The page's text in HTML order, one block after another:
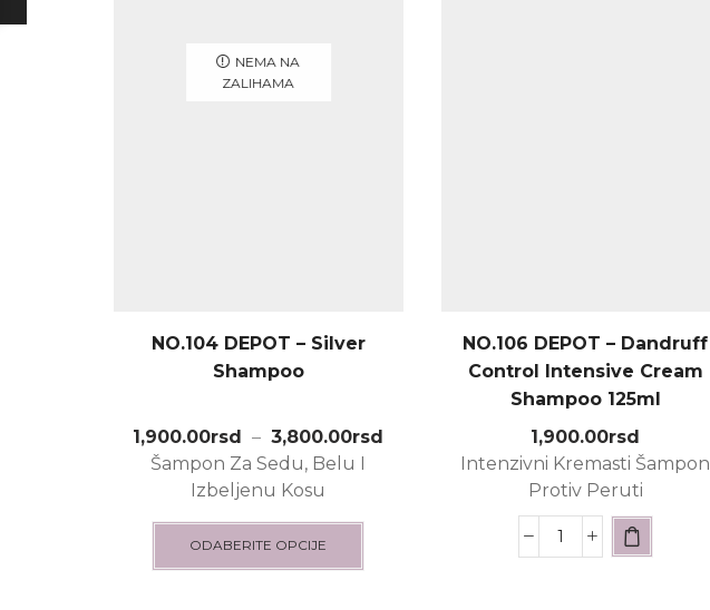
NEMA NA
ZALIHAMA
NO.104 DEPOT – Silver
Shampoo
1,900.00rsd – 3,800.00rsd
Šampon Za Sedu, Belu I
Izbeljenu Kosu
ODABERITE OPCIJE
NO.106 DEPOT – Dandruff
Control Intensive Cream
Shampoo 125ml
1,900.00rsd
Intenzivni Kremasti Šampon
Protiv Peruti